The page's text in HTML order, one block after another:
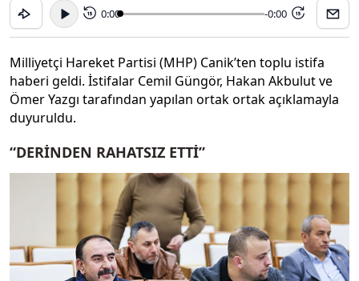
15 0:00 -0:00 15
Milliyetçi Hareket Partisi (MHP) Canik’ten toplu istifa
haberi geldi. İstifalar Cemil Güngör, Hakan Akbulut ve
Ömer Yazgı tarafından yapılan ortak ortak açıklamayla
duyuruldu.
“DERİNDEN RAHATSIZ ETTİ”